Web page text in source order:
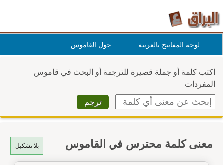
لوحة المفاتيح بالعربية حول القاموس
اكتب كلمة أو جملة قصيرة للترجمة أو البحث في قاموس
المفردات
بلا تشكيل معنى كلمة محترس في القاموس